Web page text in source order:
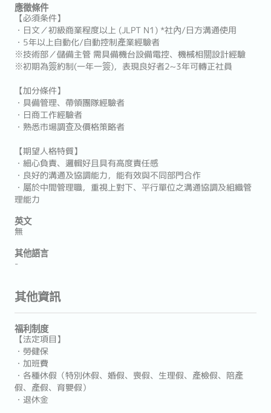
應徵條件
【必須条件】
・日文／初級商業程度以上 (JLPT N1) *社內/日方溝通使用
・5年以上自動化/自動控制產業經驗者
※技術部／儲備主管 需具備機台設備電控、機械相關設計經驗
※初期為簽約制(一年一簽)，表現良好者2~3年可轉正社員
【加分條件】
・具備管理、帶領團隊經驗者
・日商工作經驗者
・熟悉市場調查及價格策略者
【期望人格特質】
・細心負責、邏輯好且具有高度責任感
・良好的溝通及協調能力，能有效與不同部門合作
・屬於中間管理職，重視上對下、平行單位之溝通協調及組織管
理能力
英文
無
其他語言
-
其他資訊
福利制度
【法定項目】
・勞健保
・加班費
・各種休假（特別休假、婚假、喪假、生理假、產檢假、陪產
假、產假、育嬰假）
・退休金